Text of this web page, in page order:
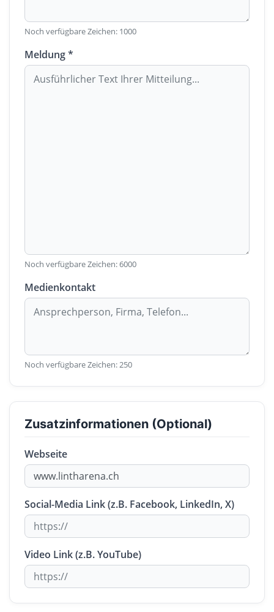
Noch verfügbare Zeichen: 1000
Meldung *
Noch verfügbare Zeichen:6000
Medienkontakt
Noch verfügbare Zeichen:250
Zusatzinformationen (Optional)
Webseite
Social-Media Link (z.B. Facebook, LinkedIn, X)
Video Link (z.B. YouTube)